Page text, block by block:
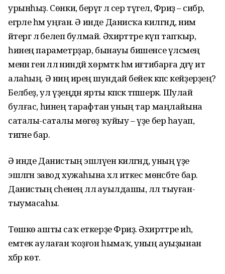
урынһыҙ. Сөнки, берәүгә лә сер түгел, Фәриҙә – сибәр,
егәрле һәм уңған. Ә инде Данисҡа килгәндә, нимә
әйтергә лә белеп булмай. Әхирәттәре күп тапҡыр,
һинең параметрҙар, бынауы бишенсе үлсәмең
менән генә әллә ниндәй хөрмәткә һәм иғтибарға дәғүә итә
алаһың. Ә ниңә иреңә шундай бейек кәпәс кейҙерҙең?
Беләбеҙ, ул үҙеңдән ярты кәпәскә тәпәшерәк. Шулай
булғас, һинең тарафтан уның тар маңлайына
саталы-саталы мөгөҙ ҡуйыу – үҙе бер һауап,
тигәне бар.
Ә инде Данистың эшләүенә килгәндә, уның үҙе
эшләгән завод хужаһына хәл иткес мөнәсәбәте бар.
Данистың әсәһенең әллә ауылдашы, әллә тыуған-
тыумасаһы.
Төшкө ашты саҡ еткерҙе Фәриҙә. Әхирәттәре иһә,
емтек аулаған ҡоҙғон һымаҡ, уның ауыҙынан
хәбәр көтә.